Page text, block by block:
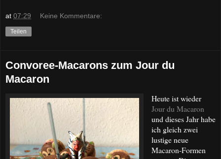
at 07:29 Keine Kommentare:
Teilen
Convoree-Macarons zum Jour du
Macaron
Heute ist wieder
Jour du Macaron
und dieses Jahr habe
ich gleich zwei
lustige neue
Macaron-Formen